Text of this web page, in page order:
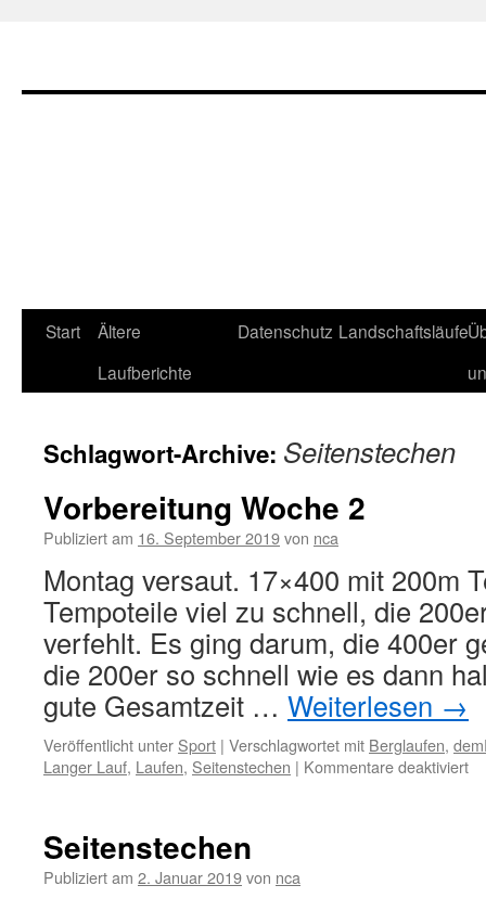
Zum
Start
Ältere
Laufberichte
Datenschutz Landschaftsläufe
Schlagwort-Archive: Seitenstechen
Vorbereitung Woche 2
Publiziert am 16. September 2019von nca
Montag versaut. 17×400 mit 200m
Tempoteile viel zu schnell, die
verfehlt. Es ging darum, die 400er
die 200er so schnell wie es dann
gute Gesamtzeit … Weiterlesen →
Veröffentlicht unter Sport | Verschlagwortet mit Berglaufen,
Langer Lauf, Laufen, Seitenstechen | Kommentare deaktiviertfür
Seitenstechen
Publiziert am 2. Januar 2019von nca